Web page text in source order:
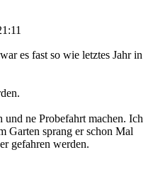
es fast so wie letztes Jahr in
ne Probefahrt machen. Ich
Garten sprang er schon Mal
gefahren werden.